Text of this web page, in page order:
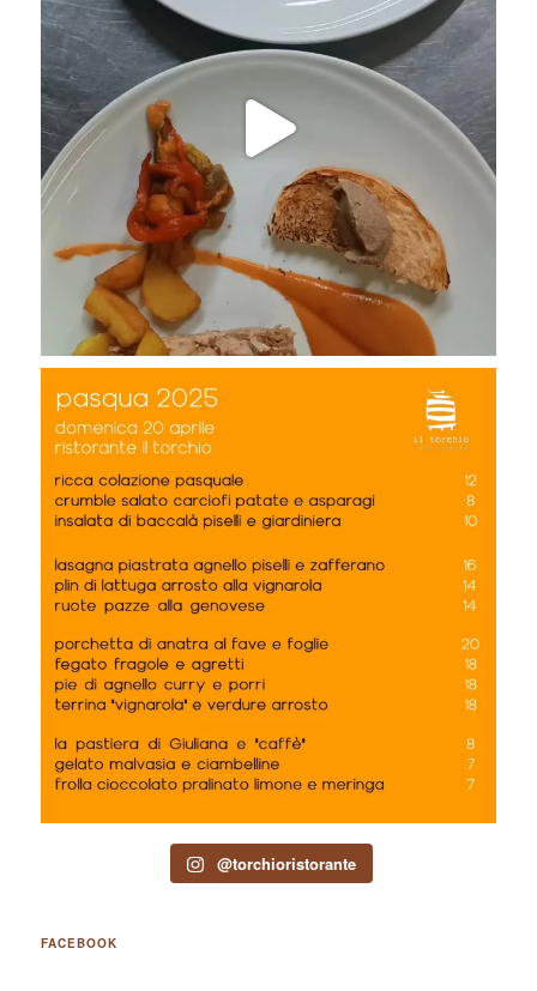
@torchioristorante
FACEBOOK